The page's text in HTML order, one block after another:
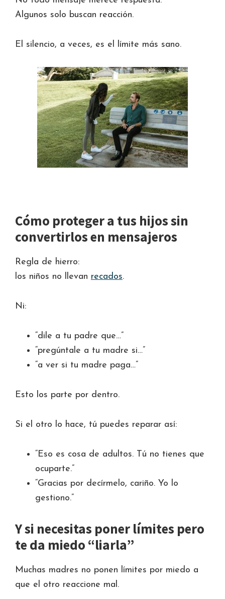
Algunos solo buscan reacción.
El silencio, a veces, es el límite más sano.
Cómo proteger a tus hijos sin
convertirlos en mensajeros
Regla de hierro:
los niños no llevan recados.
Ni:
“dile a tu padre que…”
“pregúntale a tu madre si…”
“a ver si tu madre paga…”
Esto los parte por dentro.
Si el otro lo hace, tú puedes reparar así:
“Eso es cosa de adultos. Tú no tienes que
ocuparte.”
“Gracias por decírmelo, cariño. Yo lo
gestiono.”
Y si necesitas poner límites pero
te da miedo “liarla”
Muchas madres no ponen límites por miedo a
que el otro reaccione mal.